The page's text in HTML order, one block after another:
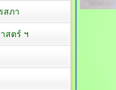
สภา
สตร์ ฯ